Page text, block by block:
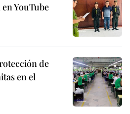
YouTube
de
en el